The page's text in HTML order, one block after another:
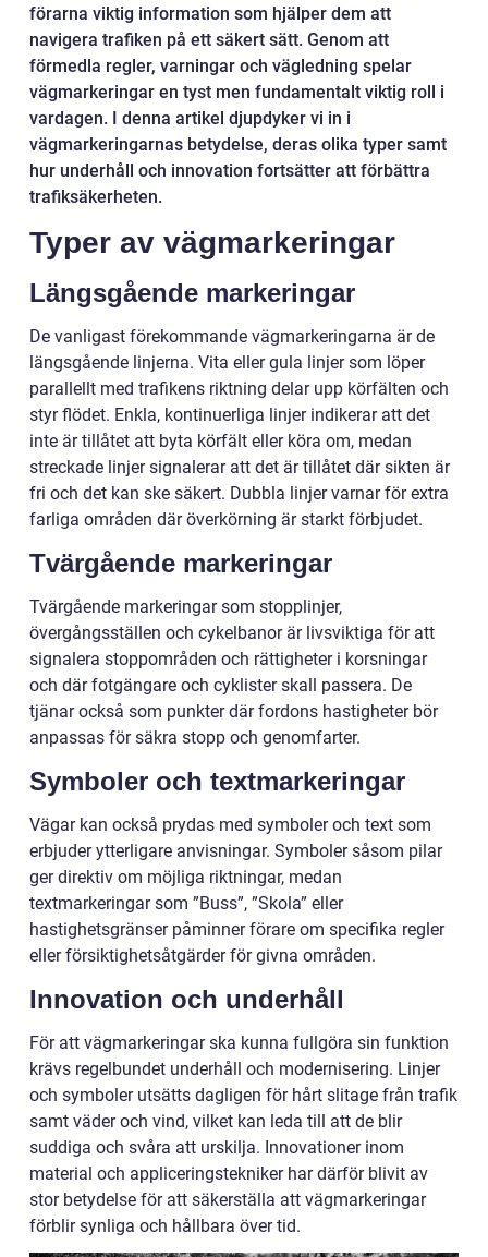
förarna viktig information som hjälper dem att
navigera trafiken på ett säkert sätt. Genom att
förmedla regler, varningar och vägledning spelar
vägmarkeringar en tyst men fundamentalt viktig roll i
vardagen. I denna artikel djupdyker vi in i
vägmarkeringarnas betydelse, deras olika typer samt
hur underhåll och innovation fortsätter att förbättra
trafiksäkerheten.
Typer av vägmarkeringar
Längsgående markeringar
De vanligast förekommande vägmarkeringarna är de
längsgående linjerna. Vita eller gula linjer som löper
parallellt med trafikens riktning delar upp körfälten och
styr flödet. Enkla, kontinuerliga linjer indikerar att det
inte är tillåtet att byta körfält eller köra om, medan
streckade linjer signalerar att det är tillåtet där sikten är
fri och det kan ske säkert. Dubbla linjer varnar för extra
farliga områden där överkörning är starkt förbjudet.
Tvärgående markeringar
Tvärgående markeringar som stopplinjer,
övergångsställen och cykelbanor är livsviktiga för att
signalera stoppområden och rättigheter i korsningar
och där fotgängare och cyklister skall passera. De
tjänar också som punkter där fordons hastigheter bör
anpassas för säkra stopp och genomfarter.
Symboler och textmarkeringar
Vägar kan också prydas med symboler och text som
erbjuder ytterligare anvisningar. Symboler såsom pilar
ger direktiv om möjliga riktningar, medan
textmarkeringar som ”Buss”, ”Skola” eller
hastighetsgränser påminner förare om specifika regler
eller försiktighetsåtgärder för givna områden.
Innovation och underhåll
För att vägmarkeringar ska kunna fullgöra sin funktion
krävs regelbundet underhåll och modernisering. Linjer
och symboler utsätts dagligen för hårt slitage från trafik
samt väder och vind, vilket kan leda till att de blir
suddiga och svåra att urskilja. Innovationer inom
material och appliceringstekniker har därför blivit av
stor betydelse för att säkerställa att vägmarkeringar
förblir synliga och hållbara över tid.